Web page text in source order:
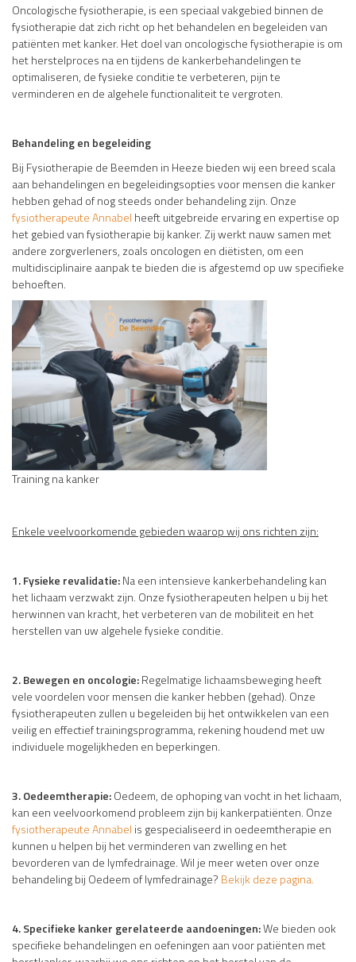
Oncologische fysiotherapie, is een speciaal vakgebied binnen de
fysiotherapie dat zich richt op het behandelen en begeleiden van
patiënten met kanker. Het doel van oncologische fysiotherapie is om
het herstelproces na en tijdens de kankerbehandelingen te
optimaliseren, de fysieke conditie te verbeteren, pijn te
verminderen en de algehele functionaliteit te vergroten.
Behandeling en begeleiding
Bij Fysiotherapie de Beemden in Heeze bieden wij een breed scala
aan behandelingen en begeleidingsopties voor mensen die kanker
hebben gehad of nog steeds onder behandeling zijn. Onze
fysiotherapeute Annabel heeft uitgebreide ervaring en expertise op
het gebied van fysiotherapie bij kanker. Zij werkt nauw samen met
andere zorgverleners, zoals oncologen en diëtisten, om een
multidisciplinaire aanpak te bieden die is afgestemd op uw specifieke
behoeften.
Training na kanker
Enkele veelvoorkomende gebieden waarop wij ons richten zijn:
1. Fysieke revalidatie:Na een intensieve kankerbehandeling kan
het lichaam verzwakt zijn. Onze fysiotherapeuten helpen u bij het
herwinnen van kracht, het verbeteren van de mobiliteit en het
herstellen van uw algehele fysieke conditie.
2. Bewegen en oncologie:Regelmatige lichaamsbeweging heeft
vele voordelen voor mensen die kanker hebben (gehad). Onze
fysiotherapeuten zullen u begeleiden bij het ontwikkelen van een
veilig en effectief trainingsprogramma, rekening houdend met uw
individuele mogelijkheden en beperkingen.
3. Oedeemtherapie:Oedeem, de ophoping van vocht in het lichaam,
kan een veelvoorkomend probleem zijn bij kankerpatiënten. Onze
fysiotherapeute Annabel is gespecialiseerd in oedeemtherapie en
kunnen u helpen bij het verminderen van zwelling en het
bevorderen van de lymfedrainage. Wil je meer weten over onze
behandeling bij Oedeem of lymfedrainage? Bekijk deze pagina.
4. Specifieke kanker gerelateerde aandoeningen:We bieden ook
specifieke behandelingen en oefeningen aan voor patiënten met